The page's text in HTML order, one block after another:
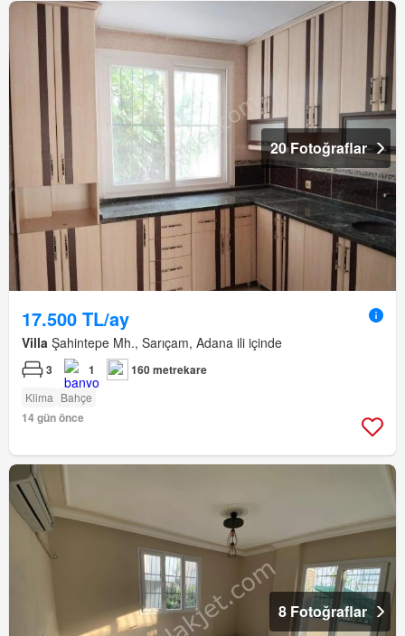
20 Fotoğraflar
17.500 TL/ay
Villa Şahintepe Mh., Sarıçam, Adana ili içinde
3 1 160 metrekare
Klima Bahçe
14 gün önce
8 Fotoğraflar